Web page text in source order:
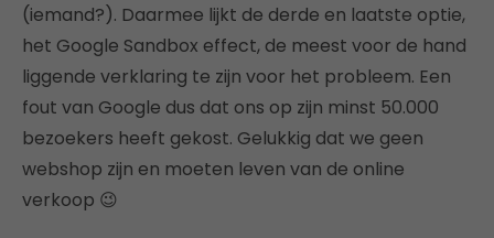
(iemand?). Daarmee lijkt de derde en laatste optie,
het Google Sandbox effect, de meest voor de hand
liggende verklaring te zijn voor het probleem. Een
fout van Google dus dat ons op zijn minst 50.000
bezoekers heeft gekost. Gelukkig dat we geen
webshop zijn en moeten leven van de online
verkoop 😉